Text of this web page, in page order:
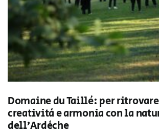
Domaine du Taillé: per
creatività e armonia con la
dell’Ardèche